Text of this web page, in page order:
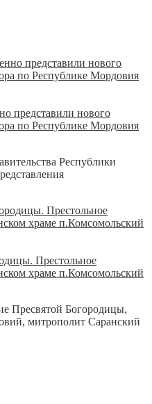
представили нового
по Республикe Мордовия
Республики
Престольное
храме п.Комсомольский
Пресвятой Богородицы,
митрополит Саранский